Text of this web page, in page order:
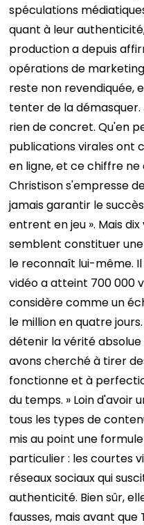
spéculations
quant à leur
production a depuis
opérations de
reste non revendiquée,
tenter de la démasquer.
rien de concret. Qu'en
publications virales ont
en ligne, et ce chiffre
Christison s'empresse
jamais garantir le
entrent en jeu ». Mais
semblent constituer
le reconnaît lui-même.
vidéo a atteint 700 000
considère comme un
le million en quatre jours.
détenir la vérité absolue
avons cherché à tirer
fonctionne et à
du temps. » Loin d'avoir
tous les types de
mis au point une
particulier : les courtes
réseaux sociaux qui
authenticité. Bien sûr,
fausses, mais avant